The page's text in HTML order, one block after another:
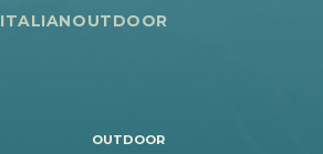
ITALIANOUTDOOR
OUTDOOR